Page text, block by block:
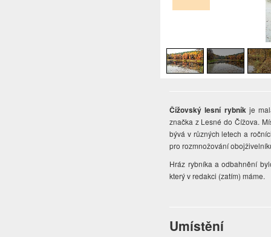
Čížovský lesní rybník je
značka z Lesné do Čížova.
bývá v různých letech a
pro rozmnožování
Hráz rybníka a odbahnění
který v redakci (zatím) máme.
Umístění